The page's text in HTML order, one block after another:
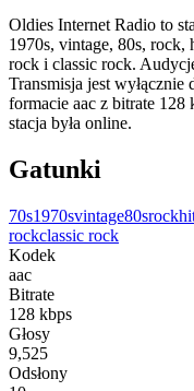
Oldies Internet Radio to
1970s, vintage, 80s, rock,
rock i classic rock.
Transmisja jest
formacie aac z bitrate 128
stacja była online.
Gatunki
70s1970svintage80srock
rockclassic rock
Kodek
aac
Bitrate
128 kbps
Głosy
9,525
Odsłony